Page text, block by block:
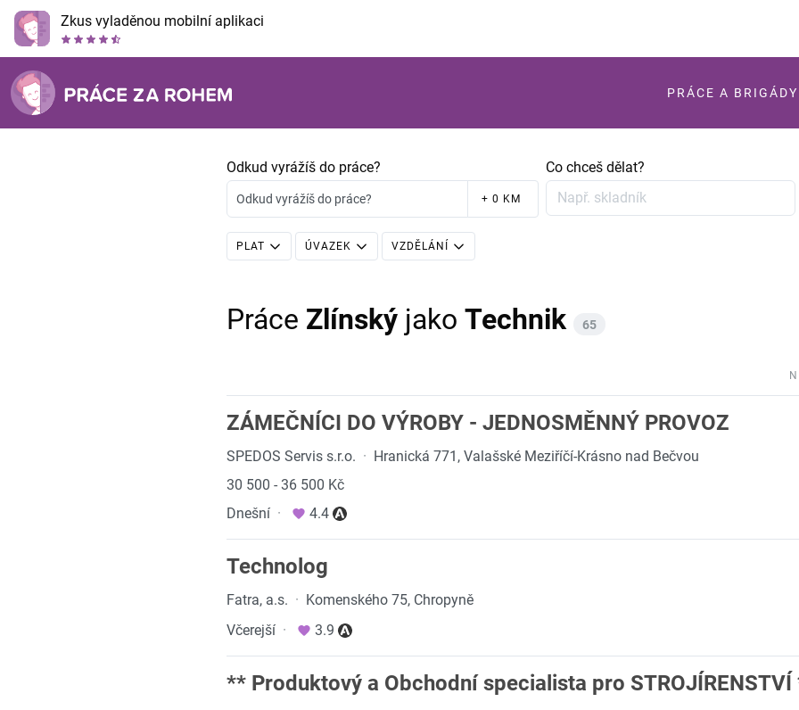
Zkus vyladěnou mobilní aplikaci
PRÁCE A BRIGÁDY
Odkud vyrážíš do práce?
Odkud vyrážíš do práce? + 0 KM
Co chceš dělat?
PLAT ÚVAZEK VZDĚLÁNÍ
Práce Zlínský jako Technik 65
ZÁMEČNÍCI DO VÝROBY - JEDNOSMĚNNÝ PROVOZ
SPEDOS Servis s.r.o. · Hranická 771, Valašské Meziříčí-Krásno nad Bečvou
30 500 - 36 500 Kč
Dnešní · 4.4
Technolog
Fatra, a.s. · Komenského 75, Chropyně
Včerejší · 3.9
** Produktový a Obchodní specialista pro STROJÍRENSTVÍ